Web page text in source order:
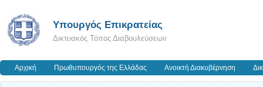
Υπουργός Επικρατείας
Δικτυακός Τόπος Διαβουλεύσεων
Αρχική Πρωθυπουργός της Ελλάδας Ανοικτή Διακυβέρνηση